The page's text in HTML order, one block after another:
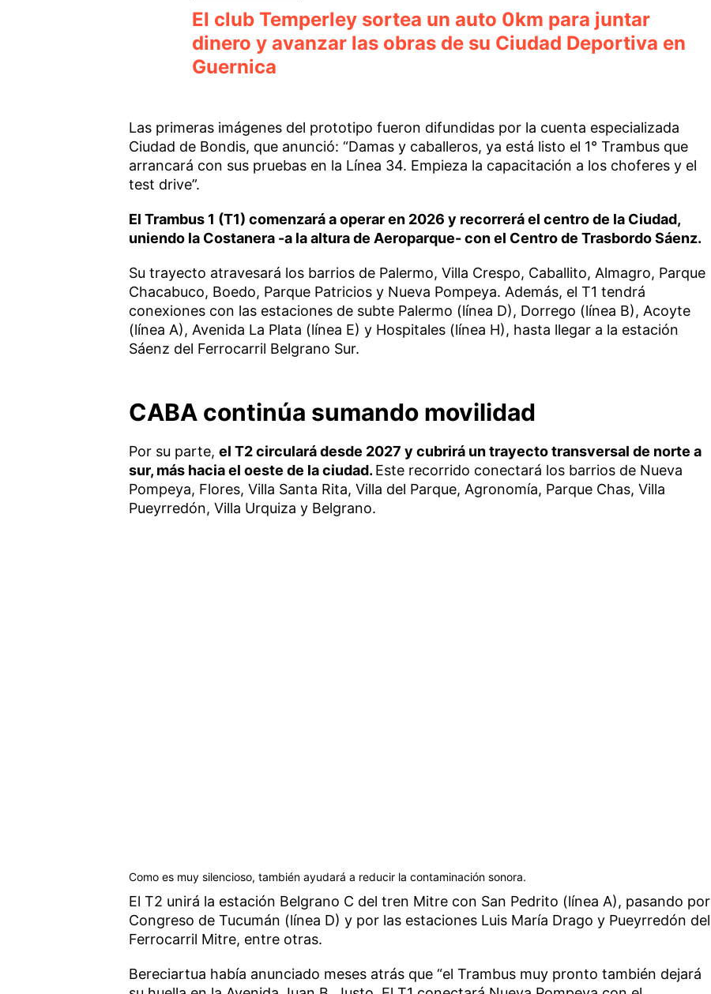
El club Temperley sortea un auto 0km para juntar
dinero y avanzar las obras de su Ciudad Deportiva en
Guernica
Las primeras imágenes del prototipo fueron difundidas por la cuenta especializada
Ciudad de Bondis, que anunció: “Damas y caballeros, ya está listo el 1° Trambus que
arrancará con sus pruebas en la Línea 34. Empieza la capacitación a los choferes y el
test drive”.
El Trambus 1 (T1) comenzará a operar en 2026 y recorrerá el centro de la Ciudad,
uniendo la Costanera -a la altura de Aeroparque- con el Centro de Trasbordo Sáenz.
Su trayecto atravesará los barrios de Palermo, Villa Crespo, Caballito, Almagro, Parque
Chacabuco, Boedo, Parque Patricios y Nueva Pompeya. Además, el T1 tendrá
conexiones con las estaciones de subte Palermo (línea D), Dorrego (línea B), Acoyte
(línea A), Avenida La Plata (línea E) y Hospitales (línea H), hasta llegar a la estación
Sáenz del Ferrocarril Belgrano Sur.
CABA continúa sumando movilidad
Por su parte, el T2 circulará desde 2027 y cubrirá un trayecto transversal de norte a
sur, más hacia el oeste de la ciudad. Este recorrido conectará los barrios de Nueva
Pompeya, Flores, Villa Santa Rita, Villa del Parque, Agronomía, Parque Chas, Villa
Pueyrredón, Villa Urquiza y Belgrano.
Como es muy silencioso, también ayudará a reducir la contaminación sonora.
El T2 unirá la estación Belgrano C del tren Mitre con San Pedrito (línea A), pasando por
Congreso de Tucumán (línea D) y por las estaciones Luis María Drago y Pueyrredón del
Ferrocarril Mitre, entre otras.
Bereciartua había anunciado meses atrás que “el Trambus muy pronto también dejará